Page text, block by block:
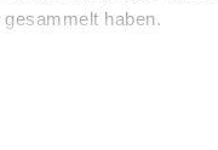
haben.
ist von den